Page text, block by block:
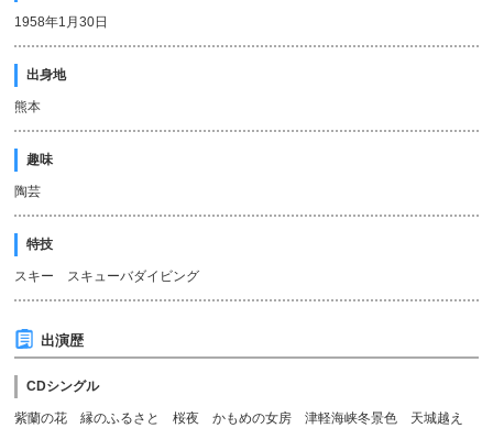
1958年1月30日
出身地
熊本
趣味
陶芸
特技
スキー スキューバダイビング
出演歴
CDシングル
紫蘭の花 縁のふるさと 桜夜 かもめの女房 津軽海峡冬景色 天城越え